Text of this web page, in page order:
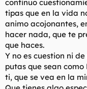
continuo
tipas que en la vida
animo acojonantes,
hacer nada, que te
que haces.
Y no es cuestion ni
putas que sean como
ti, que se vea en la